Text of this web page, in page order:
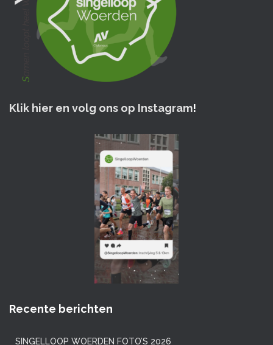
Klik hier en volg ons op Instagram!
Recente berichten
SINGELLOOP WOERDEN FOTO’S 2026